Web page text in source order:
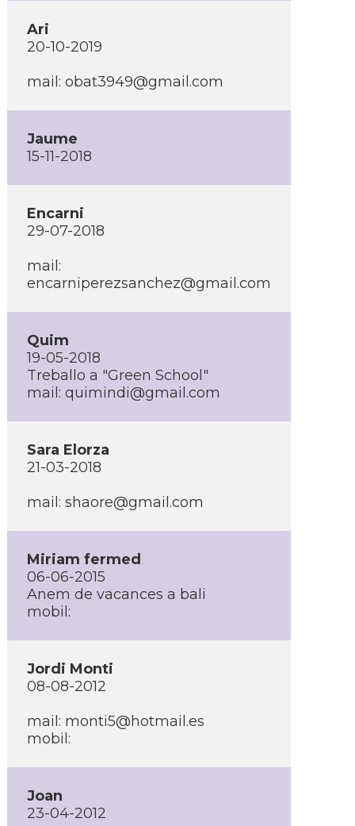
Ari
20-10-2019
mail: obat3949@gmail.com
Jaume
15-11-2018
Encarni
29-07-2018
mail:
encarniperezsanchez@gmail.com
Quim
19-05-2018
Treballo a "Green School"
mail: quimindi@gmail.com
Sara Elorza
21-03-2018
mail: shaore@gmail.com
Miriam fermed
06-06-2015
Anem de vacances a bali
mobil:
Jordi Monti
08-08-2012
mail: monti5@hotmail.es
mobil:
Joan
23-04-2012